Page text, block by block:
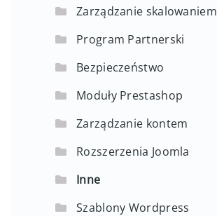
Zarządzanie skalowaniem
Program Partnerski
Bezpieczeństwo
Moduły Prestashop
Zarządzanie kontem
Rozszerzenia Joomla
Inne
Szablony Wordpress